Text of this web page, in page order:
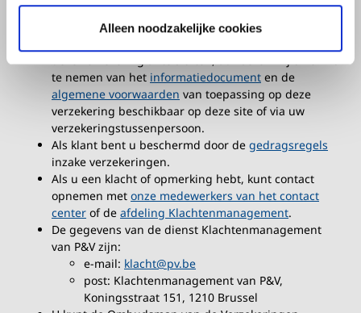
Alleen noodzakelijke cookies
De verzekering P&V Auto is onderhevig aan
uitsluitingen, beperkingen en voorwaarden die van
te nemen van het informatiedocument en de
algemene voorwaarden van toepassing op deze
verzekering beschikbaar op deze site of via uw
verzekeringstussenpersoon.
Als klant bent u beschermd door de gedragsregels
inzake verzekeringen.
Als u een klacht of opmerking hebt, kunt contact
opnemen met onze medewerkers van het contact
center of de afdeling Klachtenmanagement.
De gegevens van de dienst Klachtenmanagement
van P&V zijn:
e-mail: klacht@pv.be
post: Klachtenmanagement van P&V,
Koningsstraat 151, 1210 Brussel